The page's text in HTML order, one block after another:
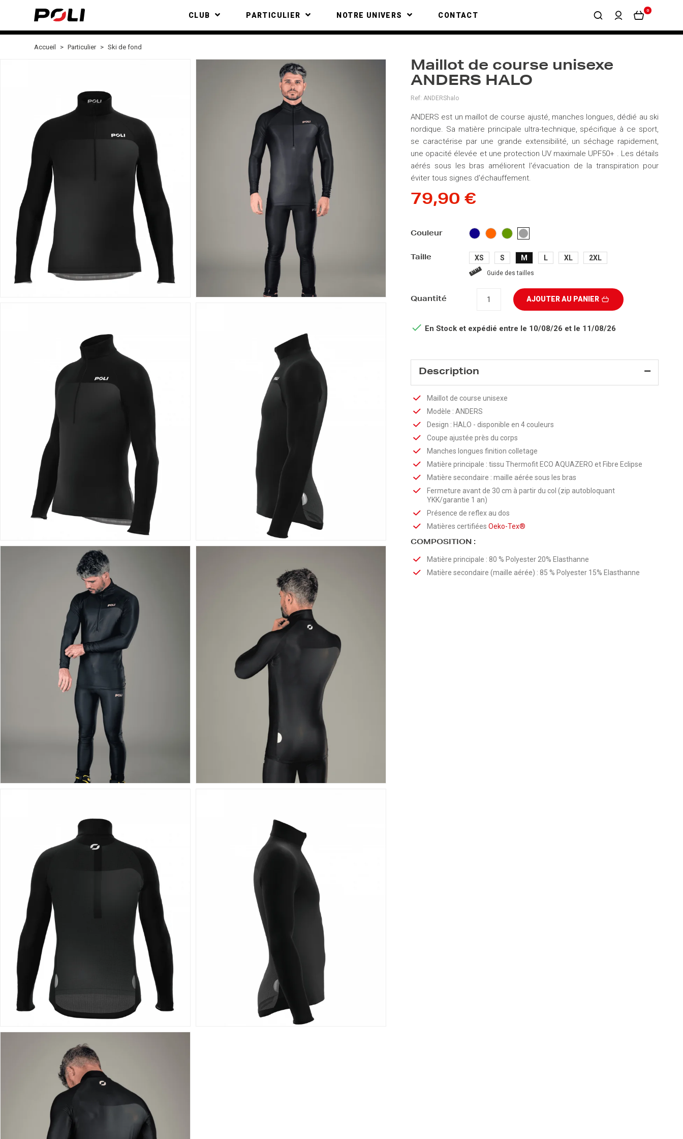
CLUB PARTICULIER NOTRE UNIVERS CONTACT
0
Accueil Particulier Ski de fond
Maillot de course unisexe
ANDERS HALO
Ref: ANDERShalo
ANDERS est un maillot de course ajusté, manches longues, dédié au ski
nordique. Sa matière principale ultra-technique, spécifique à ce sport,
se caractérise par une grande extensibilité, un séchage rapidement,
une opacité élevée et une protection UV maximale UPF50+ . Les détails
aérés sous les bras améliorent l'évacuation de la transpiration pour
éviter tous signes d'échauffement.
79,90 €
Couleur
BLEU
FONCÉ
ORANGE
VERTGRIS
Taille XS S M L XL 2XL
Guide des tailles
Quantité AJOUTER AU PANIER
 En Stock et expédié entre le 10/08/26 et le 11/08/26
Description
Maillot de course unisexe
Modèle : ANDERS
Design : HALO - disponible en 4 couleurs
Coupe ajustée près du corps
Manches longues finition colletage
Matière principale : tissu Thermofit ECO AQUAZERO et Fibre Eclipse
Matière secondaire : maille aérée sous les bras
Fermeture avant de 30 cm à partir du col (zip autobloquant
YKK/garantie 1 an)
Présence de reflex au dos
Matières certifiées Oeko-Tex®
COMPOSITION :
Matière principale : 80 % Polyester 20% Elasthanne
Matière secondaire (maille aérée) : 85 % Polyester 15% Elasthanne